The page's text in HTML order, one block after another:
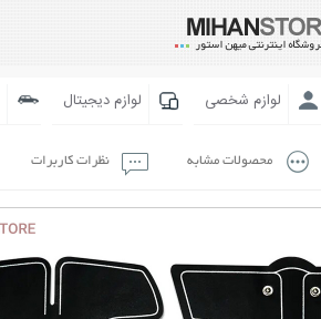
لوازم شخصی لوازم دیجیتال
محصولات مشابه نظرات کاربرات